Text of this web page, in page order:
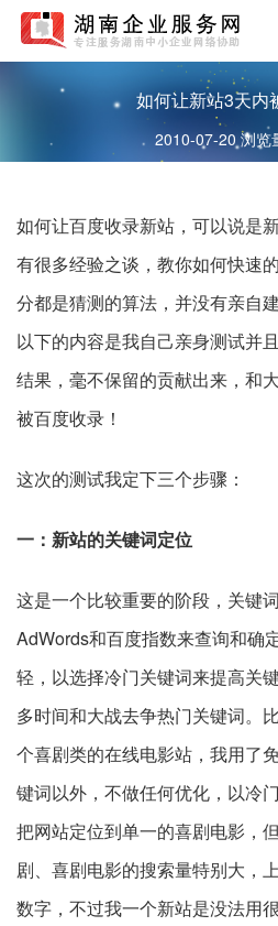
如何让新站3天内
2010-07-20 浏览
如何让百度收录新站，可以说是
有很多经验之谈，教你如何快速
分都是猜测的算法，并没有亲自
以下的内容是我自己亲身测试并
结果，毫不保留的贡献出来，和
被百度收录！
这次的测试我定下三个步骤：
一：新站的关键词定位
这是一个比较重要的阶段，关键
AdWords和百度指数来查询和确
轻，以选择冷门关键词来提高关
多时间和大战去争热门关键词。
个喜剧类的在线电影站，我用了
键词以外，不做任何优化，以冷
把网站定位到单一的喜剧电影，
剧、喜剧电影的搜索量特别大，
数字，不过我一个新站是没法用